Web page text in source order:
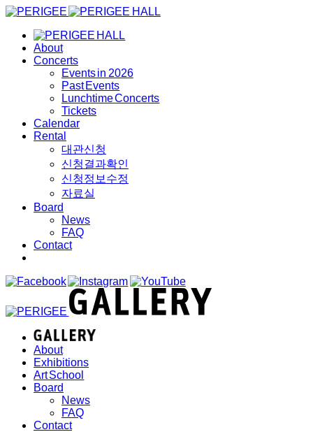
About
Concerts
Events in 2026
Past Events
Lunchtime Concerts
Tickets
Calendar
Rental
대관신청
신청결과확인
신청정보수정
자료실
Board
News
FAQ
Contact
About
Exhibitions
Art School
Board
News
FAQ
Contact